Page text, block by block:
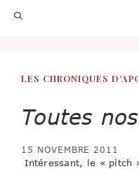
LES CHRONIQUES
Toutes
15 NOVEMBRE 2011
Intéressant, le « pitch